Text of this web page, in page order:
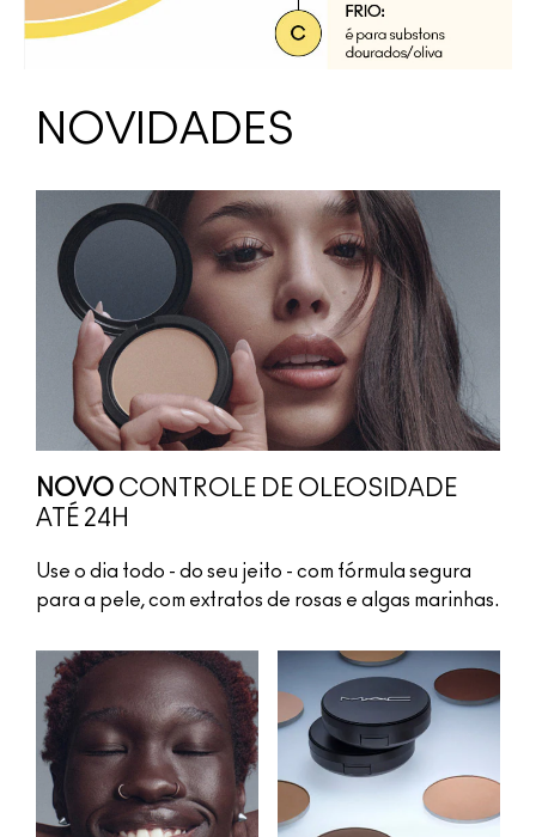
NOVIDADES
NOVO CONTROLE DE OLEOSIDADE
ATÉ 24H
Use o dia todo - do seu jeito - com fórmula segura
para a pele, com extratos de rosas e algas marinhas.